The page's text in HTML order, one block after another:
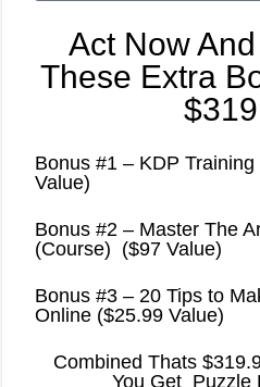
Act Now
These Extra
Bonus #1 – KDP
Value)
Bonus #2 – Master The
(Course) ($97 Value)
Bonus #3 – 20 Tips to
Online ($25.99 Value)
Combined Thats
You Get Puzzle